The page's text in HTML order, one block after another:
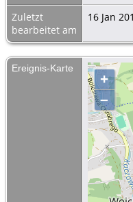
Zuletzt
bearbeitet am
16 Jan
Ereignis-Karte
+
–